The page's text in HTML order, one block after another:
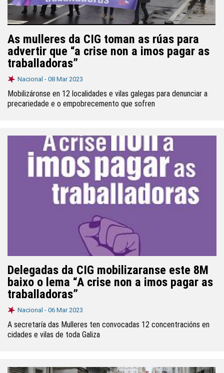
As mulleres da CIG toman as rúas para
advertir que “a crise non a imos pagar as
traballadoras”
Nacional - 08 Mar 2023
Mobilizáronse en 12 localidades e vilas galegas para denunciar a
precariedade e o empobrecemento que sofren
Delegadas da CIG mobilizaranse este 8M
baixo o lema “A crise non a imos pagar as
traballadoras”
Nacional - 06 Mar 2023
A secretaría das Mulleres ten convocadas 12 concentracións en
cidades e vilas de toda Galiza